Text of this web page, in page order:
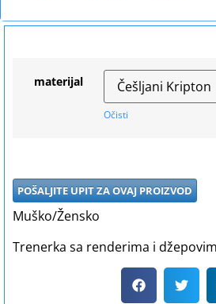
materijal
Očisti
POŠALJITE UPIT ZA OVAJ PROIZVOD
Muško/Žensko
Trenerka sa renderima i